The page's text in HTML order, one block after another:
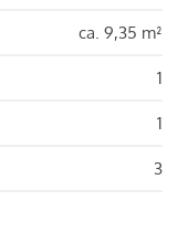
ca. 9,35 m²
1
1
3